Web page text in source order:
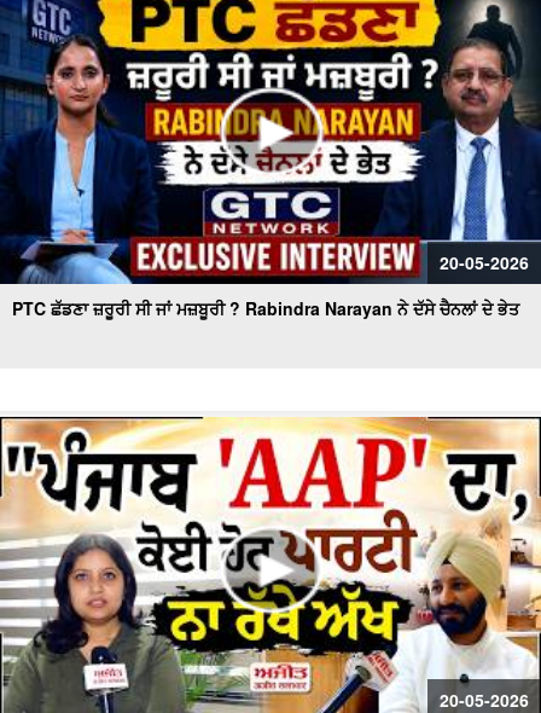
20-05-2026
PTC ਛੱਡਣਾ ਜ਼ਰੂਰੀ ਸੀ ਜਾਂ ਮਜ਼ਬੂਰੀ ? Rabindra Narayan ਨੇ ਦੱਸੇ ਚੈਨਲਾਂ ਦੇ ਭੇਤ
20-05-2026